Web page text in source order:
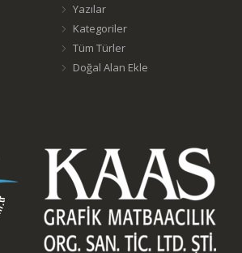
Yazılar
Kategoriler
Tüm Türler
Doğal Alan Ekle